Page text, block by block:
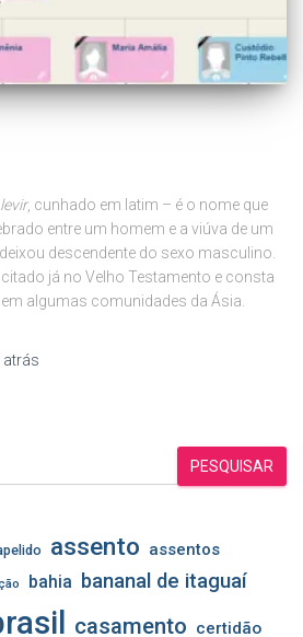
levir, cunhado em latim – é o nome que
entre um homem e a viúva de um
descendente do sexo masculino.
já no Velho Testamento e consta
algumas comunidades da Ásia.
atrás
PESQUISAR
assento assentos
bahia bananal de itaguaí
casamento certidão